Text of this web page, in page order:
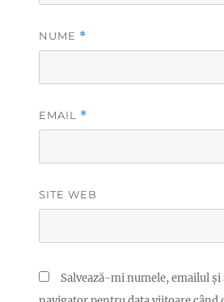
NUME *
EMAIL *
SITE WEB
Salvează-mi numele, emailul